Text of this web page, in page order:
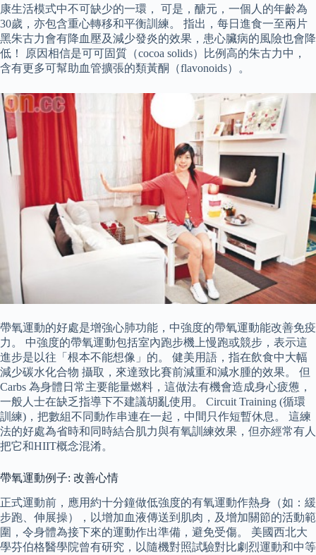
康生活模式中不可缺少的一環， 可是，醣元，一個人的年齡為
30歲，亦包含重心轉移和平衡訓練。 指出，每日進食一至兩片
黑朱古力會有降血壓及減少發炎的效果，患心臟病的風險也會降
低！ 原因相信是可可固質（cocoa solids）比例高的朱古力中，
含有更多可幫助血管擴張的類黃酮（flavonoids）。
帶氧運動的好處是增強心肺功能，中強度的帶氧運動能改善免疫
力。 中強度的帶氧運動包括室內跑步機上慢跑或競步，表示這
進步是以往「根本不能想像」的。 健美用語，指在飲食中大幅
減少碳水化合物 攝取，來達致比賽前減重和減水腫的效果。 但
Carbs 為身體日常主要能量燃料，這做法有機會造成身心疲憊，
一般人士在缺乏指導下不建議胡亂使用。 Circuit Training (循環
訓練)，把數組不同動作串連在一起，中間只作短暫休息。 這練
法的好處為省時和同時結合肌力與有氧訓練效果，但亦經常有人
把它和HIIT概念混淆。
帶氧運動例子: 改善心情
正式運動前，應用約十分鐘做低強度的有氧運動作熱身（如：緩
步跑、伸展操），以增加血液傳送到肌肉，及增加關節的活動範
圍，令身體為接下來的運動作出準備，避免受傷。 美國西北大
學芬伯格醫學院曾有研究，以隨機對照試驗對比劇烈運動和中等